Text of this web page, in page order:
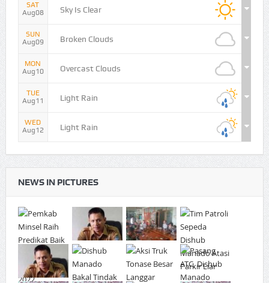
SAT
Aug08
Sky Is Clear
SUN
Aug09
Broken Clouds
MON
Aug10
Overcast Clouds
TUE
Aug11
Light Rain
WED
Aug12
Light Rain
NEWS IN PICTURES